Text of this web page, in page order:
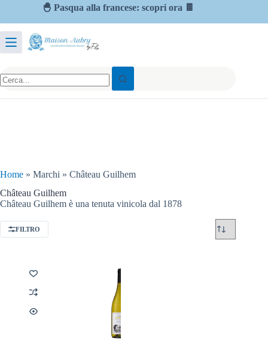
🐣 Pasqua alla francese: scopri ora 🍫
Home » Marchi » Château Guilhem
Château Guilhem
Château Guilhem è una tenuta vinicola dal 1878
FILTRO